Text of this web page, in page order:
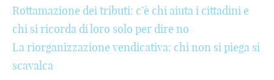
[
]
{
#
$
€
#
$
£
¥
m
n
¥
₩
%
^
@
#
Rottamazione dei tributi: c’è chi aiuta i cittadini e
chi si ricorda di loro solo per dire no
La riorganizzazione vendicativa: chi non si piega si
scavalca